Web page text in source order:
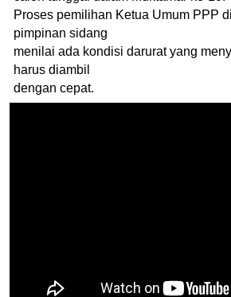
Proses pemilihan Ketua Umum PPP
pimpinan sidang
menilai ada kondisi darurat yang
harus diambil
dengan cepat.